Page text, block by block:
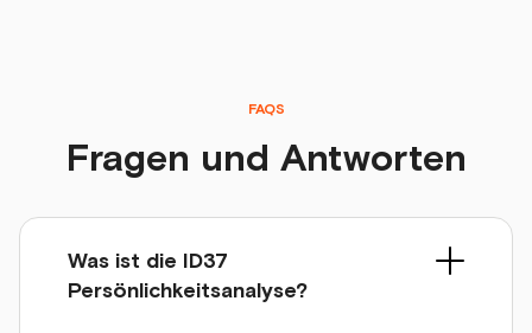
FAQS
Fragen und Antworten
Was ist die ID37
Persönlichkeitsanalyse?